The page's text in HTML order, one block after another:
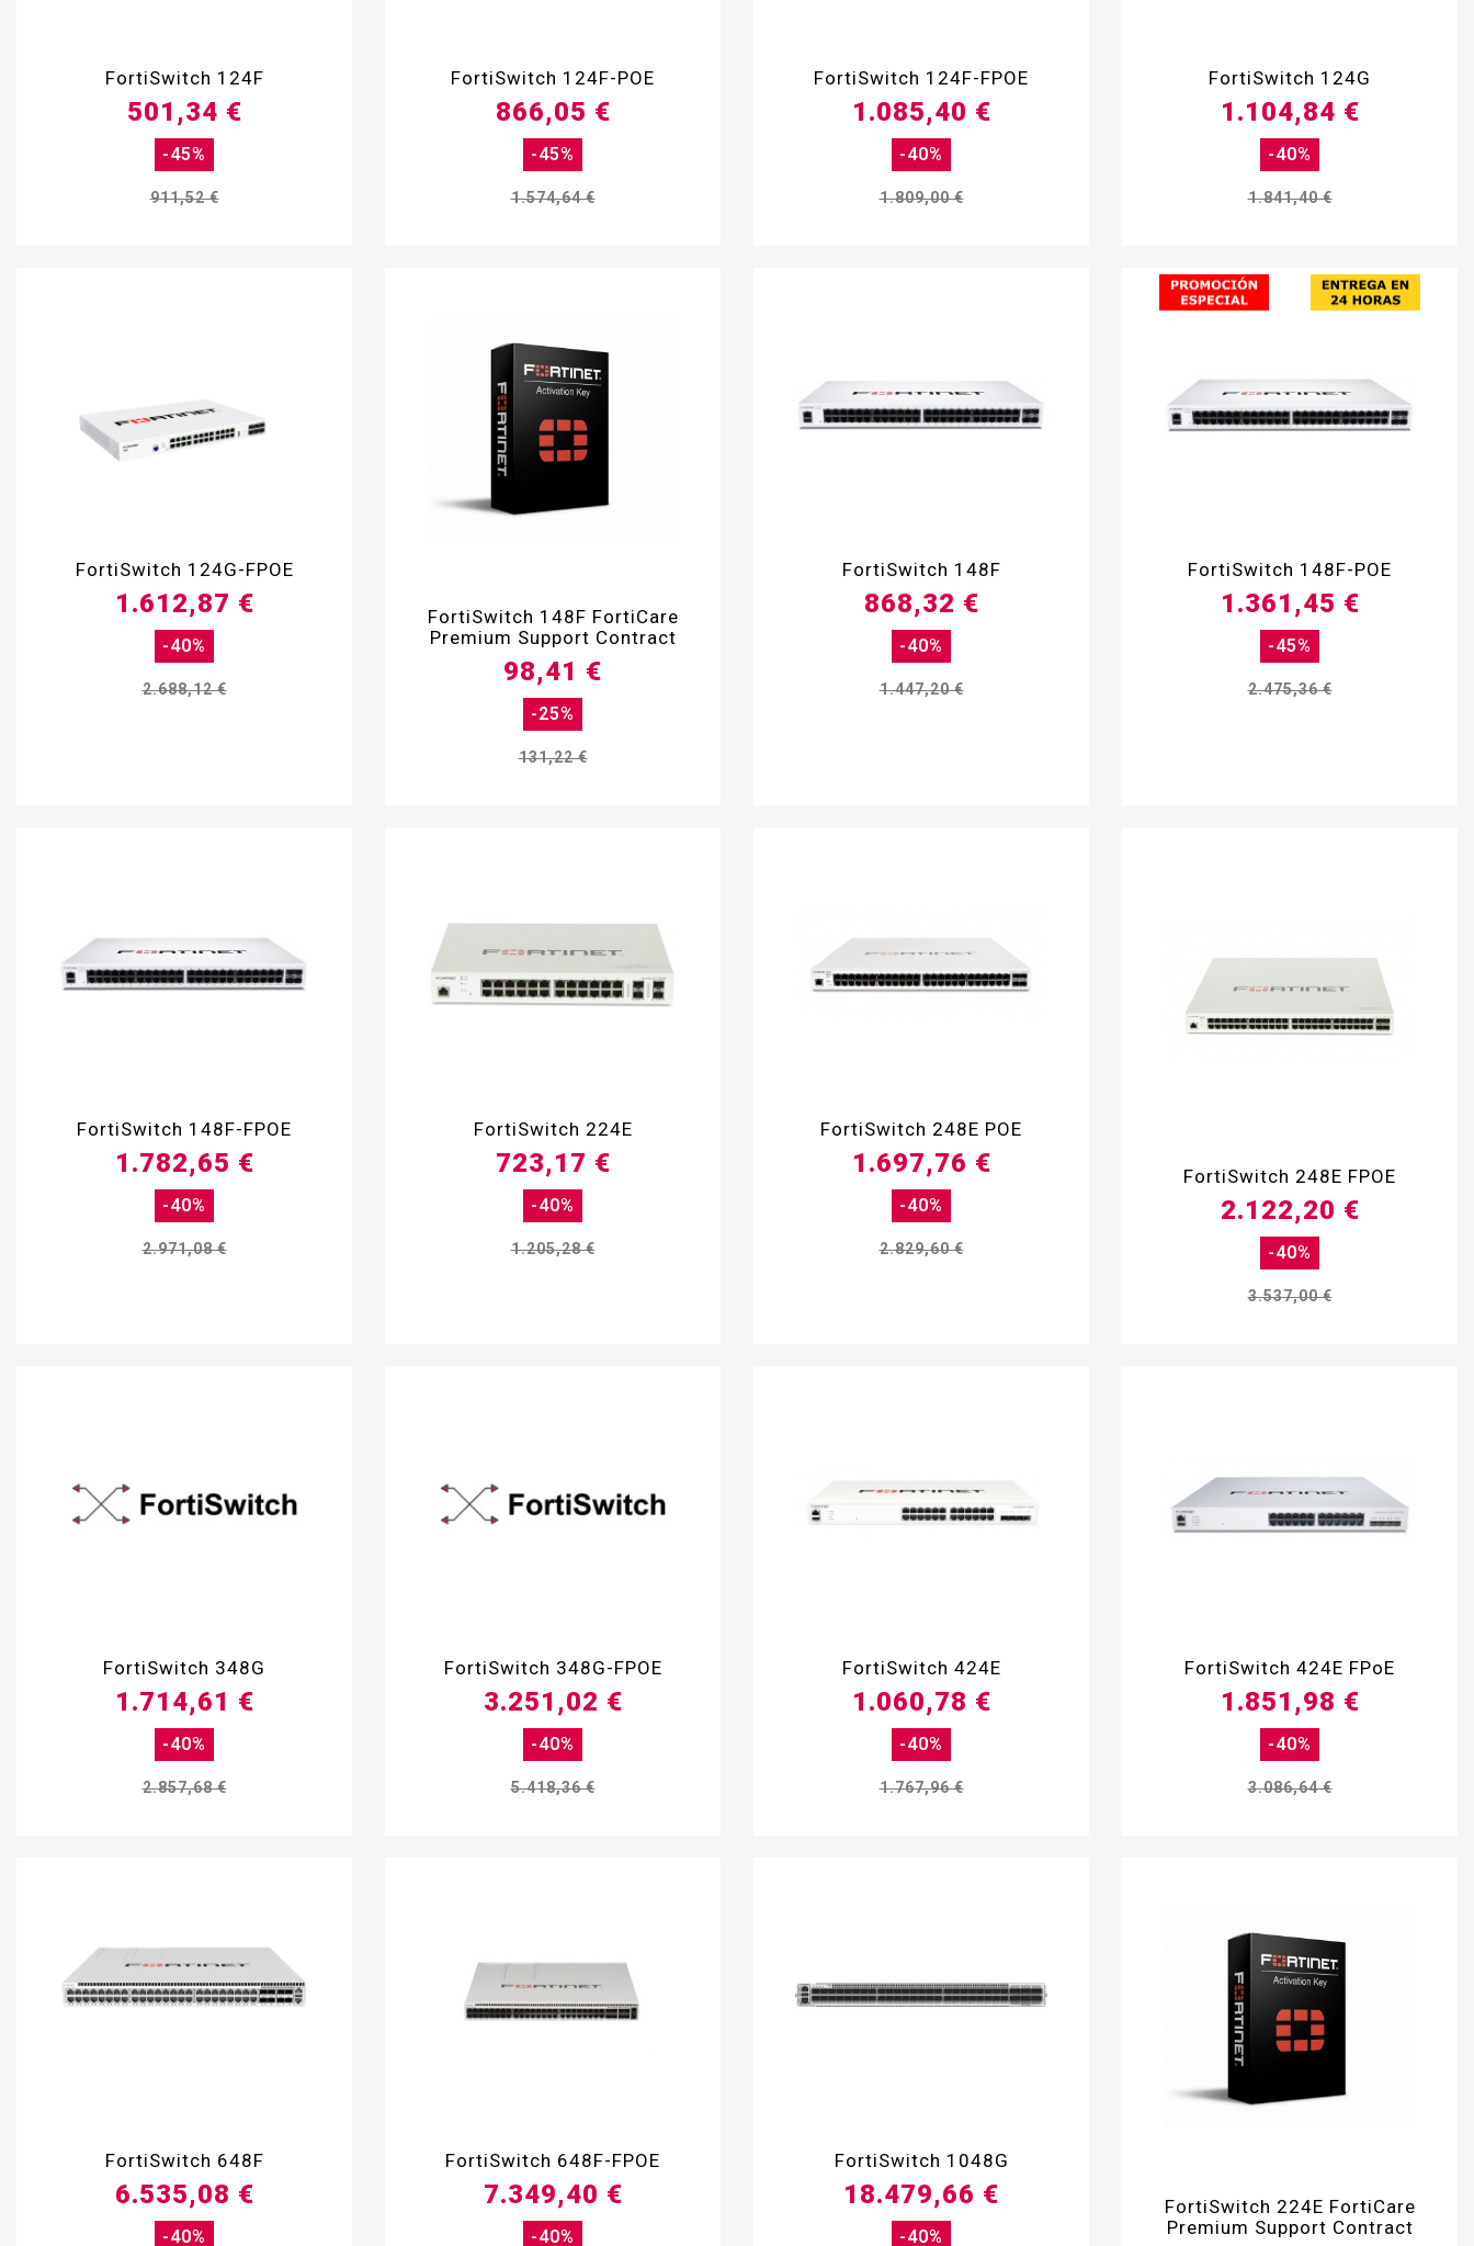
FortiSwitch 124F
911,52 €
-45%
501,34 €
FortiSwitch 124F-POE
1.574,64 €
-45%
866,05 €
FortiSwitch 124F-FPOE
1.809,00 €
-40%
1.085,40 €
FortiSwitch 124G
1.841,40 €
-40%
1.104,84 €
FortiSwitch 124G-FPOE
2.688,12 €
-40%
1.612,87 €
FortiSwitch 148F FortiCare
Premium Support Contract
131,22 €
-25%
98,41 €
FortiSwitch 148F
1.447,20 €
-40%
868,32 €
FortiSwitch 148F-POE
2.475,36 €
-45%
1.361,45 €
FortiSwitch 148F-FPOE
2.971,08 €
-40%
1.782,65 €
FortiSwitch 224E
1.205,28 €
-40%
723,17 €
FortiSwitch 248E POE
2.829,60 €
-40%
1.697,76 € FortiSwitch 248E FPOE
3.537,00 €
-40%
2.122,20 €
FortiSwitch 348G
2.857,68 €
-40%
1.714,61 €
FortiSwitch 348G-FPOE
5.418,36 €
-40%
3.251,02 €
FortiSwitch 424E
1.767,96 €
-40%
1.060,78 €
FortiSwitch 424E FPoE
3.086,64 €
-40%
1.851,98 €
FortiSwitch 648F
-40%
6.535,08 €
FortiSwitch 648F-FPOE
-40%
7.349,40 €
FortiSwitch 1048G
-40%
18.479,66 €
FortiSwitch 224E FortiCare
Premium Support Contract